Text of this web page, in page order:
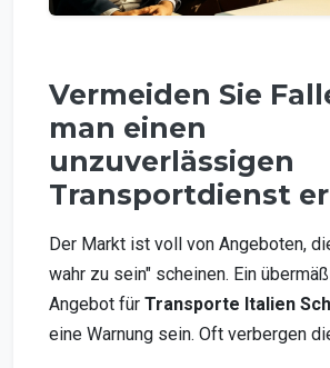
Vermeiden Sie
man einen
unzuverlässigen
Transportdienst
Der Markt ist voll von Angeboten,
wahr zu sein" scheinen. Ein
Angebot für Transporte Italien
eine Warnung sein. Oft verbergen